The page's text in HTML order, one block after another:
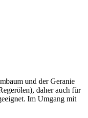
und der Geranie
daher auch für
Im Umgang mit